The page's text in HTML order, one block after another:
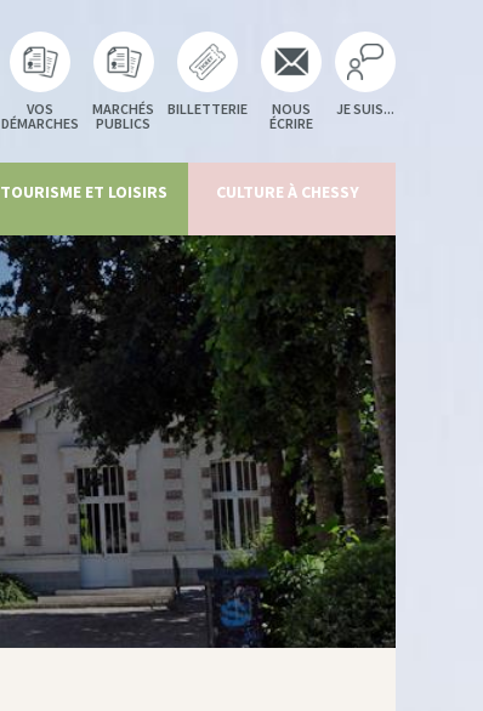
VOS
DÉMARCHES
MARCHÉS
PUBLICS
BILLETTERIE
NOUS
ÉCRIRE
JE SUIS...
TOURISME ET LOISIRS CULTURE À CHESSY